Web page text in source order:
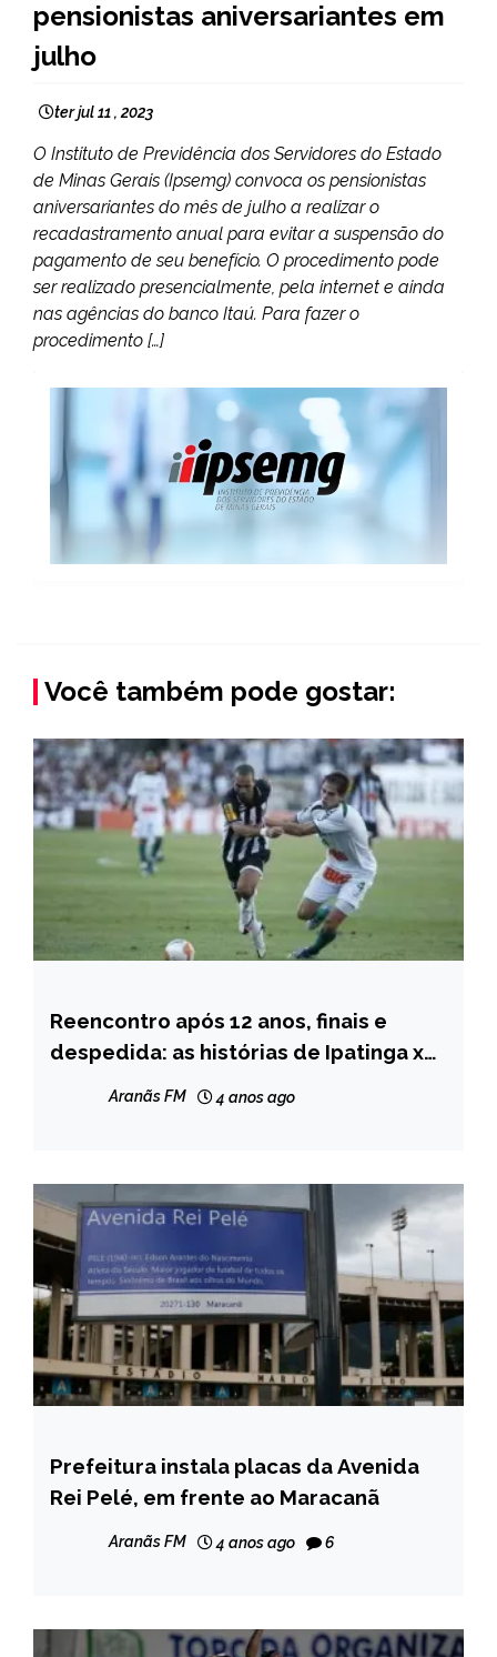
pensionistas aniversariantes em
julho
ter jul 11 , 2023
O Instituto de Previdência dos Servidores do Estado
de Minas Gerais (Ipsemg) convoca os pensionistas
aniversariantes do mês de julho a realizar o
recadastramento anual para evitar a suspensão do
pagamento de seu benefício. O procedimento pode
ser realizado presencialmente, pela internet e ainda
nas agências do banco Itaú. Para fazer o
procedimento […]
Você também pode gostar:
ESPORTES
Reencontro após 12 anos, finais e
despedida: as histórias de Ipatinga x
Aranãs FM 4 anos ago
ESPORTES
Prefeitura instala placas da Avenida
Rei Pelé, em frente ao Maracanã
Aranãs FM 4 anos ago 6